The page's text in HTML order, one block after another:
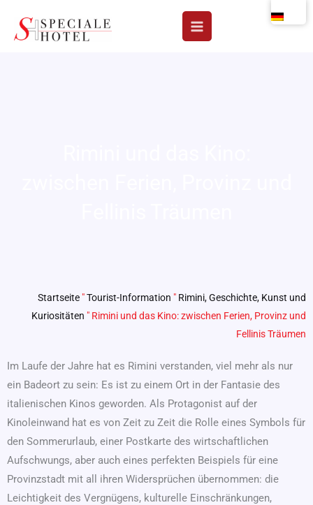
Inhalt
Startseite "Tourist-Information " Rimini, Geschichte, Kunst und
Kuriositäten " Rimini und das Kino: zwischen Ferien, Provinz und
Fellinis Träumen
Im Laufe der Jahre hat es Rimini verstanden, viel mehr als nur
ein Badeort zu sein: Es ist zu einem Ort in der Fantasie des
italienischen Kinos geworden. Als Protagonist auf der
Kinoleinwand hat es von Zeit zu Zeit die Rolle eines Symbols für
den Sommerurlaub, einer Postkarte des wirtschaftlichen
Aufschwungs, aber auch eines perfekten Beispiels für eine
Provinzstadt mit all ihren Widersprüchen übernommen: die
Leichtigkeit des Vergnügens, kulturelle Einschränkungen,